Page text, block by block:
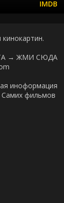
→ ЖМИ СЮДА
иноформация
Самих фильмов